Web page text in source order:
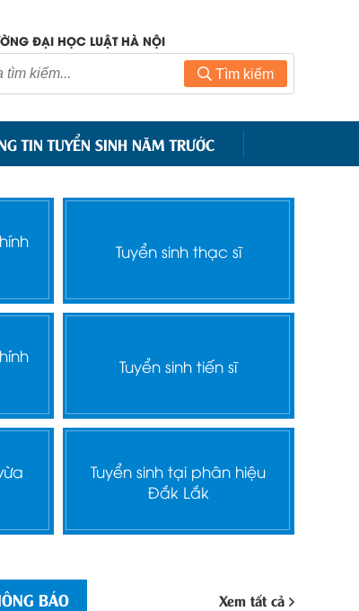
ĐẠI HỌC LUẬT HÀ NỘI
Tìm kiếm
TIN TUYỂN SINH NĂM TRƯỚC
Tuyển sinh thạc sĩ
Tuyển sinh tiến sĩ
Tuyển sinh tại phân hiệu
Đắk Lắk
BÁO Xem tất cả